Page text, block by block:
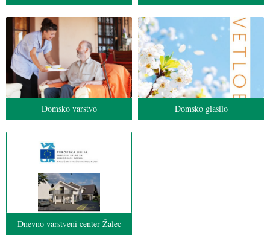
Domsko varstvo Domsko glasilo
Dnevno varstveni center Žalec